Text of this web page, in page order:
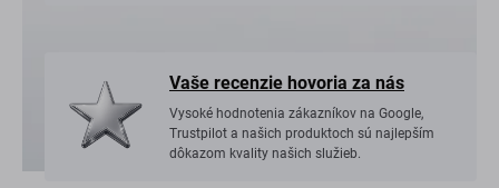
Vaše recenzie hovoria za nás
Vysoké hodnotenia zákazníkov na Google,
Trustpilot a našich produktoch sú najlepším
dôkazom kvality našich služieb.